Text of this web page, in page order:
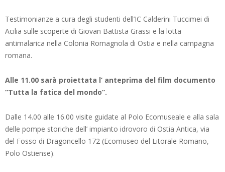
Testimonianze a cura degli studenti dell’IC Calderini Tuccimei di
Acilia sulle scoperte di Giovan Battista Grassi e la lotta
antimalarica nella Colonia Romagnola di Ostia e nella campagna
romana.
Alle 11.00 sarà proiettata l’ anteprima del film documento
“Tutta la fatica del mondo”.
Dalle 14.00 alle 16.00 visite guidate al Polo Ecomuseale e alla sala
delle pompe storiche dell’ impianto idrovoro di Ostia Antica, via
del Fosso di Dragoncello 172 (Ecomuseo del Litorale Romano,
Polo Ostiense).